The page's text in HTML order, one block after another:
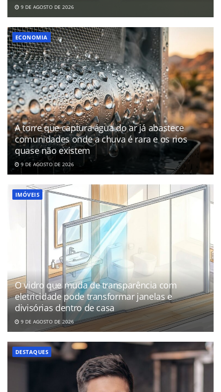
9 DE AGOSTO DE 2026
ECONOMIA
A torre que captura água do ar já abastece
comunidades onde a chuva é rara e os rios
quase não existem
9 DE AGOSTO DE 2026
IMÓVEIS
O vidro que muda de transparência com
eletricidade pode transformar janelas e
divisórias dentro de casa
9 DE AGOSTO DE 2026
DESTAQUES